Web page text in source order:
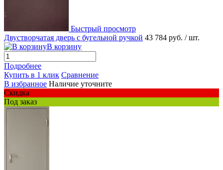
Быстрый просмотр
Двустворчатая дверь с бугельной ручкой 43 784 руб. / шт.
В корзину
Подробнее
Купить в 1 клик Сравнение
В избранное Наличие уточните
Скидка
Под заказ